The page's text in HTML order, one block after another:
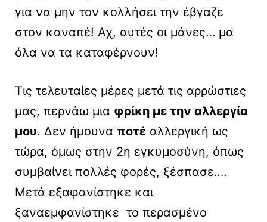
για να μην τον κολλήσει την έβγαζε
στον καναπέ! Αχ, αυτές οι μάνες… μα
όλα να τα καταφέρνουν!
Τις τελευταίες μέρες μετά τις αρρώστιες
μας, περνάω μια φρίκη με την αλλεργία
μου. Δεν ήμουνα ποτέ αλλεργική ως
τώρα, όμως στην 2η εγκυμοσύνη, όπως
συμβαίνει πολλές φορές, ξέσπασε….
Μετά εξαφανίστηκε και
ξαναεμφανίστηκε το περασμένο